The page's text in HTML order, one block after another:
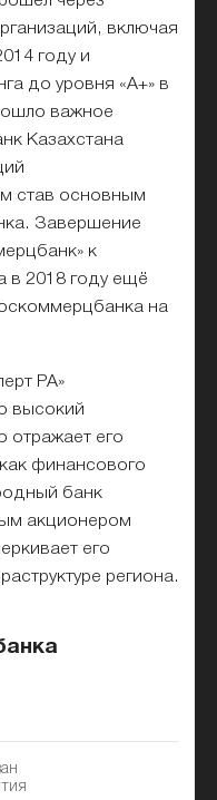
включая
году и
до уровня «А+» в
важное
Казахстана
став основным
Завершение
к
в 2018 году ещё
на
РА»
высокий
отражает его
финансового
банк
акционером
его
региона.